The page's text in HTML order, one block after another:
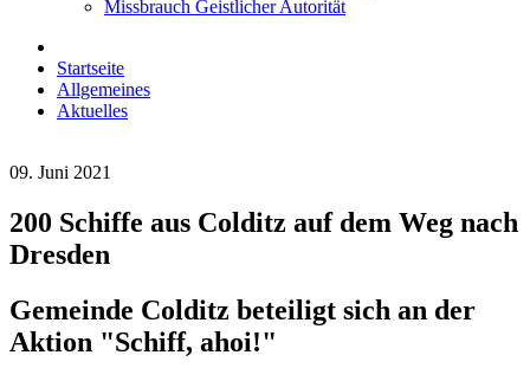
Missbrauch Geistlicher Autorität
Startseite
Allgemeines
Aktuelles
09. Juni 2021
200 Schiffe aus Colditz auf dem Weg nach
Dresden
Gemeinde Colditz beteiligt sich an der
Aktion "Schiff, ahoi!"